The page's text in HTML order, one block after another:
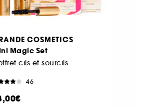
COSMETICS
Magic Set
cils et sourcils
46